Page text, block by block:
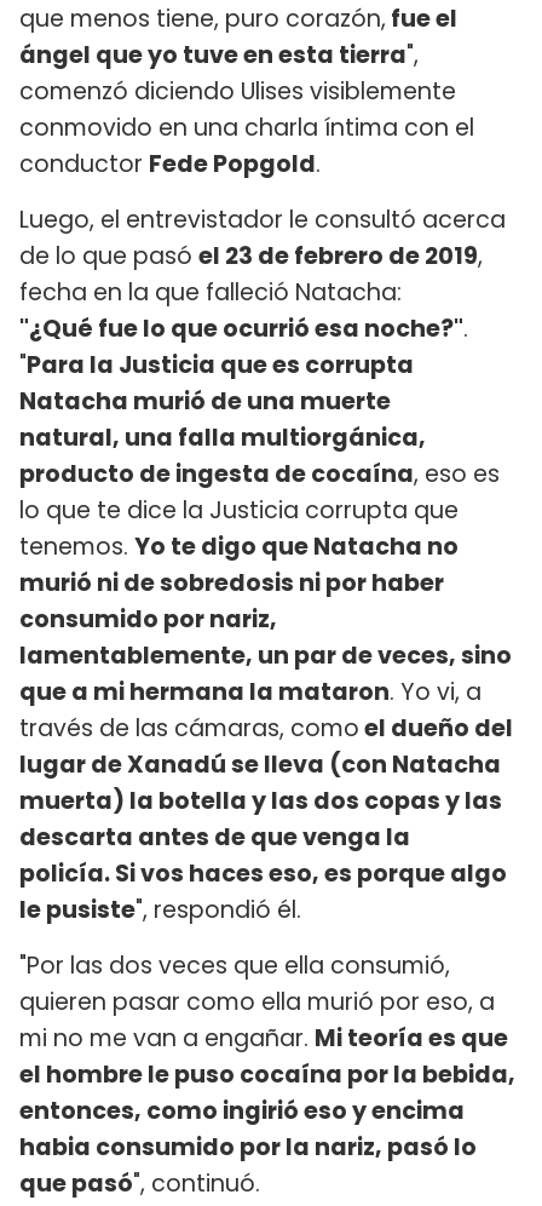
que menos tiene, puro corazón, fue el
ángel que yo tuve en esta tierra",
comenzó diciendo Ulises visiblemente
conmovido en una charla íntima con el
conductor Fede Popgold.
Luego, el entrevistador le consultó acerca
de lo que pasó el 23 de febrero de 2019,
fecha en la que falleció Natacha:
"¿Qué fue lo que ocurrió esa noche?".
"Para la Justicia que es corrupta
Natacha murió de una muerte
natural, una falla multiorgánica,
producto de ingesta de cocaína, eso es
lo que te dice la Justicia corrupta que
tenemos. Yo te digo que Natacha no
murió ni de sobredosis ni por haber
consumido por nariz,
lamentablemente, un par de veces, sino
que a mi hermana la mataron. Yo vi, a
través de las cámaras, comoel dueño del
lugar de Xanadú se lleva (con Natacha
muerta) la botella y las dos copas y las
descarta antes de que venga la
policía. Si vos haces eso, es porque algo
le pusiste", respondió él.
"Por las dos veces que ella consumió,
quieren pasar como ella murió por eso, a
mi no me van a engañar. Mi teoría es que
el hombre le puso cocaína por la bebida,
entonces, como ingirió eso y encima
habia consumido por la nariz, pasó lo
que pasó", continuó.